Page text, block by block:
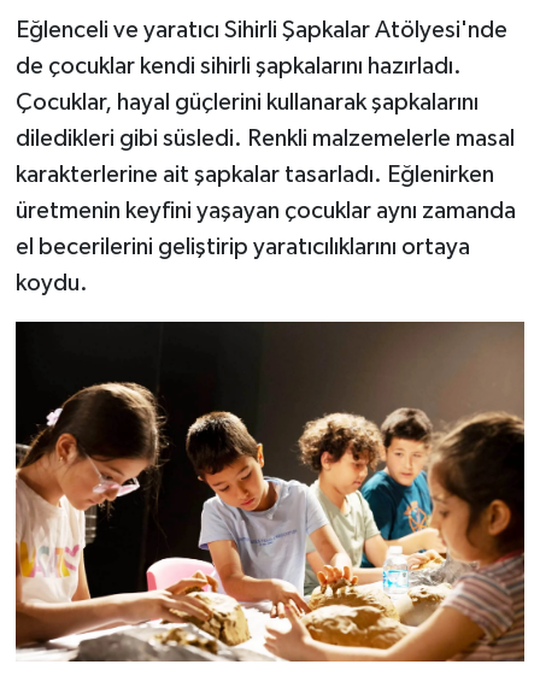
Eğlenceli ve yaratıcı Sihirli Şapkalar Atölyesi'nde
de çocuklar kendi sihirli şapkalarını hazırladı.
Çocuklar, hayal güçlerini kullanarak şapkalarını
diledikleri gibi süsledi. Renkli malzemelerle masal
karakterlerine ait şapkalar tasarladı. Eğlenirken
üretmenin keyfini yaşayan çocuklar aynı zamanda
el becerilerini geliştirip yaratıcılıklarını ortaya
koydu.